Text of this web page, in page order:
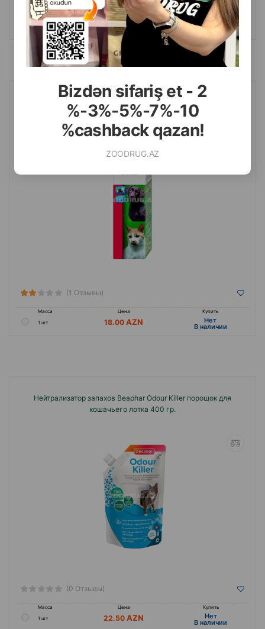
Bizdən sifariş et - 2
%-3%-5%-7%-10
%cashback qazan!
ZOODRUG.AZ
Масса Цена
Купить
1 шт
19.50 Hет
B наличии
Лосьон Beaphar Oftal для чистки вокруг глаз собак и кошек 50 мл.
(1 Отзывы)
Масса Цена
Купить
1 шт
18.00 Hет
B наличии
Нейтрализатор запахов Beaphar Odour Killer порошок для
кошачьего лотка 400 гр.
(0 Отзывы)
Масса Цена
Купить
1 шт
22.50 Hет
B наличии